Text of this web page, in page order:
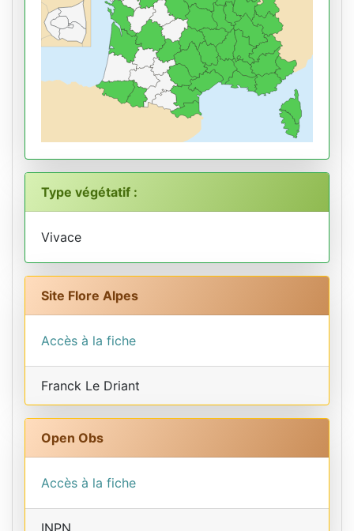
Type végétatif :
Vivace
Site Flore Alpes
Accès à la fiche
Franck Le Driant
Open Obs
Accès à la fiche
INPN